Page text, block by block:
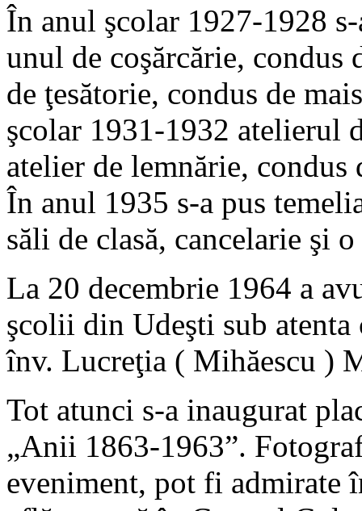
În anul şcolar 1927-1928
unul de coşărcărie, condus
de ţesătorie, condus de
şcolar 1931-1932 atelierul
atelier de lemnărie,
În anul 1935 s-a pus
săli de clasă, cancelarie şi
La 20 decembrie 1964 a
şcolii din Udeşti sub
înv. Lucreţia ( Mihăescu )
Tot atunci s-a inaugurat
„Anii 1863-1963”.
eveniment, pot fi admirate